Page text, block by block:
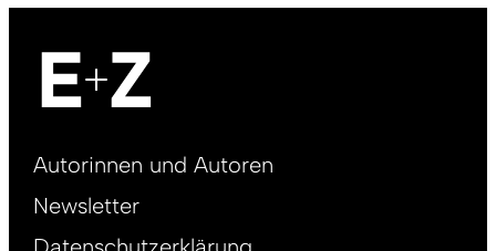
Footer
DE
Autorinnen und Autoren
Newsletter